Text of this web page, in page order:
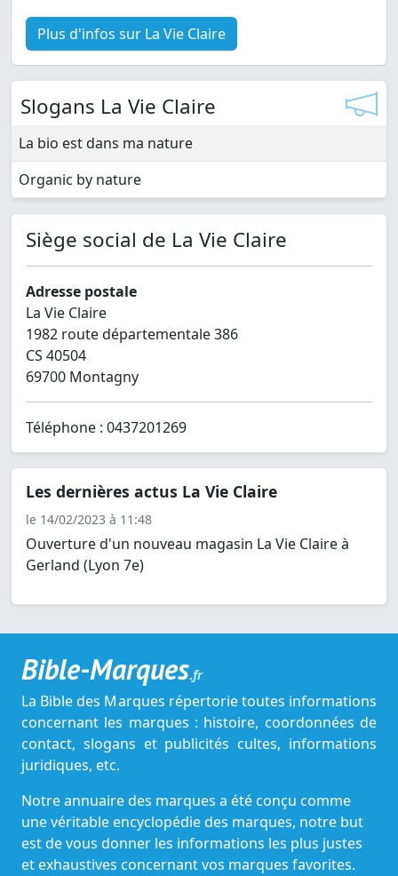
Plus d'infos sur La Vie Claire
Slogans La Vie Claire
La bio est dans ma nature
Organic by nature
Siège social de La Vie Claire
Adresse postale
La Vie Claire
1982 route départementale 386
CS 40504
69700 Montagny
Téléphone : 0437201269
Les dernières actus La Vie Claire
le 14/02/2023 à 11:48
Ouverture d'un nouveau magasin La Vie Claire à
Gerland (Lyon 7e)
Bible-Marques.fr
La Bible des Marques répertorie toutes informations
concernant les marques : histoire, coordonnées de
contact, slogans et publicités cultes, informations
juridiques, etc.
Notre annuaire des marques a été conçu comme
une véritable encyclopédie des marques, notre but
est de vous donner les informations les plus justes
et exhaustives concernant vos marques favorites.